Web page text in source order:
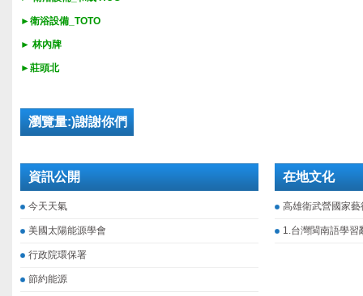
►衛浴設備_ TOTO
► 林內牌
►莊頭北
瀏覽量:)謝謝你們
資訊公開
今天天氣
美國太陽能源學會
行政院環保署
節約能源
在地文化
高雄衛武營國家藝
1.台灣閩南語學習